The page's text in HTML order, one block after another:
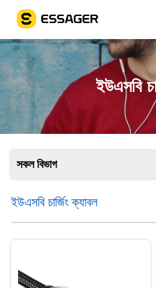
ইউএসবি
সকল বিভাগ
ইউএসবি চার্জিং ক্যাবল